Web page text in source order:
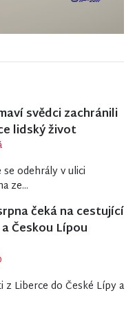
svědci zachránili
lidský život
odehrály v ulici
ze...
čeká na cestující
Českou Lípou
z Liberce do České Lípy a